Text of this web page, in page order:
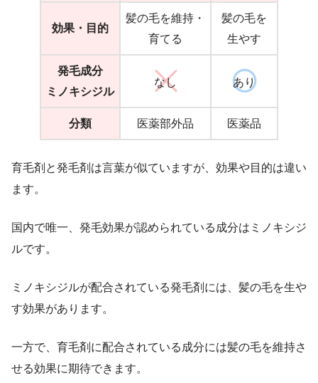
効果・目的
髪の毛を維持・
育てる
髪の毛を
生やす
発毛成分
ミノキシジル
なし あり
分類 医薬部外品 医薬品
育毛剤と発毛剤は言葉が似ていますが、効果や目的は違い
ます。
国内で唯一、発毛効果が認められている成分はミノキシジ
ルです。
ミノキシジルが配合されている発毛剤には、髪の毛を生や
す効果があります。
一方で、育毛剤に配合されている成分には髪の毛を維持さ
せる効果に期待できます。